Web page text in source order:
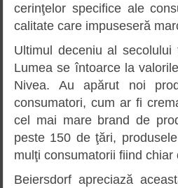
cerinţelor specifice ale
calitate care impuseseră
Ultimul deceniu al
Lumea se întoarce la
Nivea. Au apărut noi
consumatori, cum ar fi
cel mai mare brand de
peste 150 de ţări,
mulţi consumatorii fiind
Beiersdorf apreciază